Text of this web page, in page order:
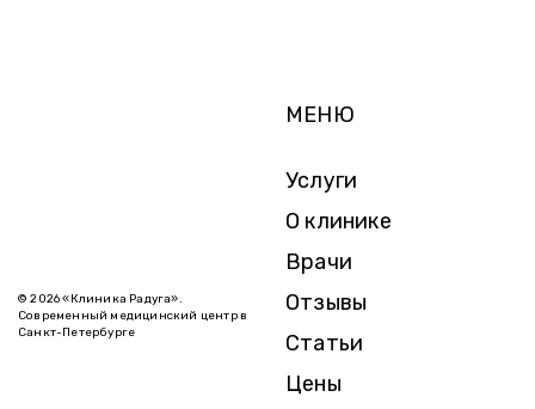
© 2026 «Клиника Радуга».
Современный медицинский центр в
Санкт-Петербурге
МЕНЮ
Услуги
О клинике
Врачи
Отзывы
Статьи
Цены